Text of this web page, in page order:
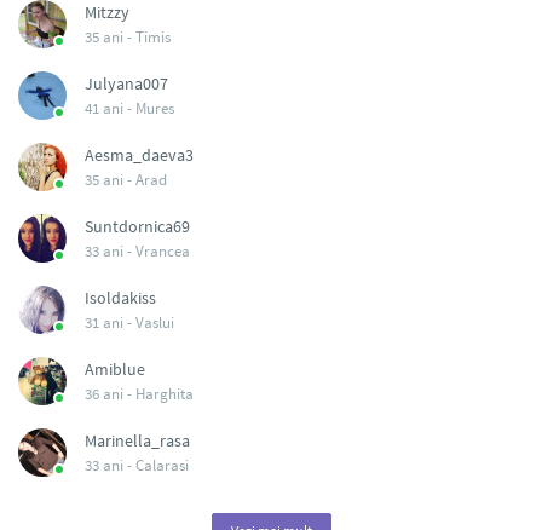
Mitzzy
35 ani -Timis
Julyana007
41 ani - Mures
Aesma_daeva3
35 ani -Arad
Suntdornica69
33 ani -Vrancea
Isoldakiss
31 ani -Vaslui
Amiblue
36 ani - Harghita
Marinella_rasa
33 ani -Calarasi